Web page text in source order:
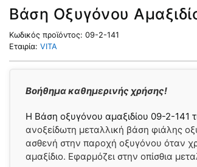
Βάση Οξυγόνου
Κωδικός προϊόντος: 09-2-141
Εταιρία: VITA
Βοήθημα καθημερινής χρήσης!
Η Βάση οξυγόνου αμαξιδίου 09-2-141
ανοξείδωτη µεταλλική βάση φιάλης
ασθενή στην παροχή οξυγόνου όταν
αµαξίδιο. Εφαρµόζει στην οπίσθια